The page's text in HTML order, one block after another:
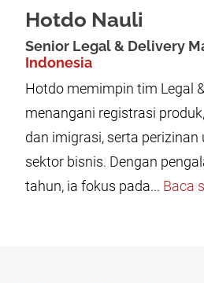
Hotdo Nauli
Senior Legal & Delivery
Indonesia
Hotdo memimpin tim Legal
menangani registrasi
dan imigrasi, serta perizinan
sektor bisnis. Dengan
tahun, ia fokus pada... Baca